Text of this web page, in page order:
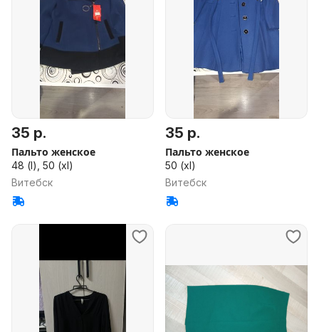
35 р.
Пальто женское
48 (l), 50 (xl)
Витебск
35 р.
Пальто женское
50 (xl)
Витебск